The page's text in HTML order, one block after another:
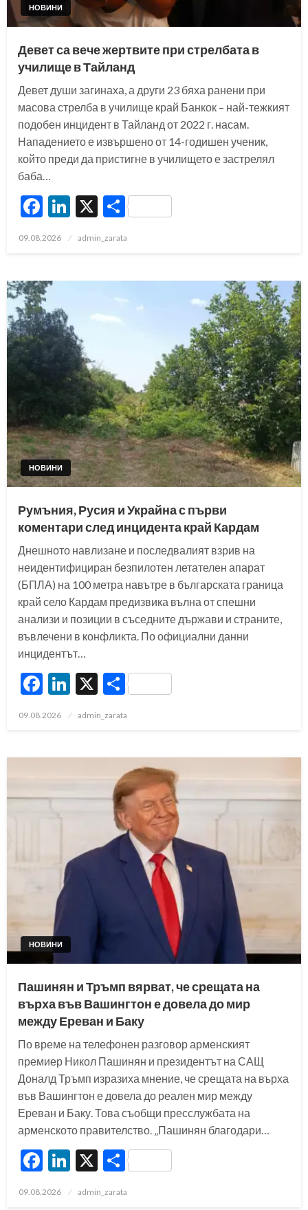
НОВИНИ
Девет са вече жертвите при стрелбата в
училище в Тайланд
Девет души загинаха, а други 23 бяха ранени при
масова стрелба в училище край Банкок – най-тежкият
подобен инцидент в Тайланд от 2022 г. насам.
Нападението е извършено от 14-годишен ученик,
който преди да пристигне в училището е застрелял
баба…
Facebook
LinkedIn
X Share
Posted
09.08.2026 admin_zarata
НОВИНИ
Румъния, Русия и Украйна с първи
коментари след инцидента край Кардам
Днешното навлизане и последвалият взрив на
неидентифициран безпилотен летателен апарат
(БПЛА) на 100 метра навътре в българската граница
край село Кардам предизвика вълна от спешни
анализи и позиции в съседните държави и страните,
въвлечени в конфликта. По официални данни
инцидентът…
Facebook
LinkedIn
X Share
Posted
09.08.2026 admin_zarata
НОВИНИ
Пашинян и Тръмп вярват, че срещата на
върха във Вашингтон е довела до мир
между Ереван и Баку
По време на телефонен разговор арменският
премиер Никол Пашинян и президентът на САЩ
Доналд Тръмп изразиха мнение, че срещата на върха
във Вашингтон е довела до реален мир между
Ереван и Баку. Това съобщи пресслужбата на
арменското правителство. „Пашинян благодари…
Facebook
LinkedIn
X Share
Posted
09.08.2026 admin_zarata